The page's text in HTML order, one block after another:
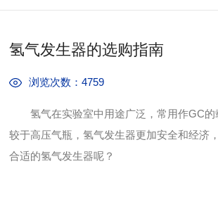
氢气发生器的选购指南
浏览次数：4759
氢气在实验室中用途广泛，常用作GC的
较于高压气瓶，氢气发生器更加安全和经济
合适的氢气发生器呢？